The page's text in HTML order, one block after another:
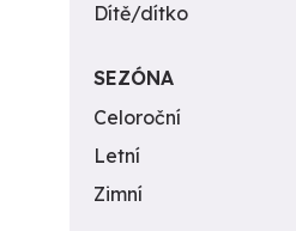
Dítě/dítko
SEZÓNA
Celoroční
Letní
Zimní